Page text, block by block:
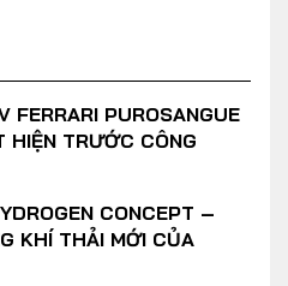
FERRARI PUROSANGUE
HIỆN TRƯỚC CÔNG
CONCEPT –
KHÍ THẢI MỚI CỦA